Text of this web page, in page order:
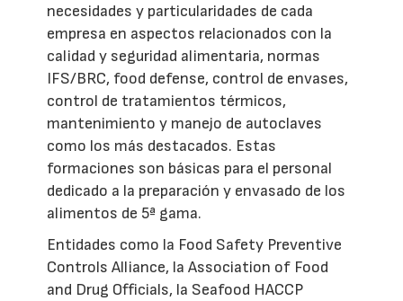
necesidades y particularidades de cada
empresa en aspectos relacionados con la
calidad y seguridad alimentaria, normas
IFS/BRC, food defense, control de envases,
control de tratamientos térmicos,
mantenimiento y manejo de autoclaves
como los más destacados. Estas
formaciones son básicas para el personal
dedicado a la preparación y envasado de los
alimentos de 5ª gama.
Entidades como la Food Safety Preventive
Controls Alliance, la Association of Food
and Drug Officials, la Seafood HACCP